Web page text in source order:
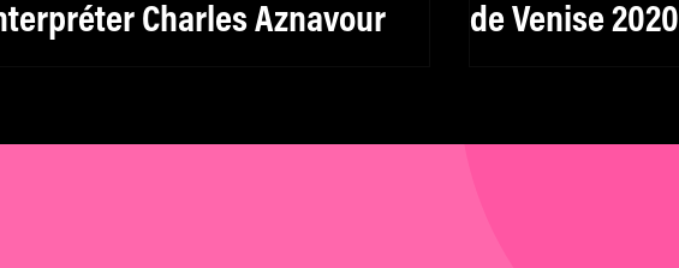
Charles Aznavour
de Venise 2020